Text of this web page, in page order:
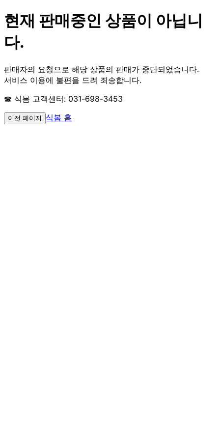
현재 판매중인 상품이 아닙니
다.
판매자의 요청으로 해당 상품의 판매가 중단되었습니다.
서비스 이용에 불편을 드려 죄송합니다.
☎ 식봄 고객센터: 031-698-3453
이전 페이지 식봄 홈